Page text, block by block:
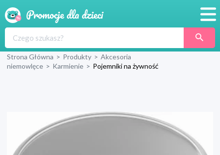
Produkty
Strona Główna > Produkty > Akcesoria
niemowlęce > Karmienie > Pojemniki na żywność